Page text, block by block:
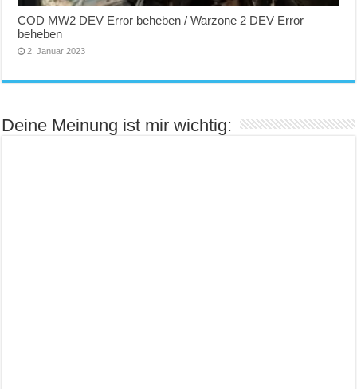
COD MW2 DEV Error beheben / Warzone 2 DEV Error
beheben
2. Januar 2023
Deine Meinung ist mir wichtig: